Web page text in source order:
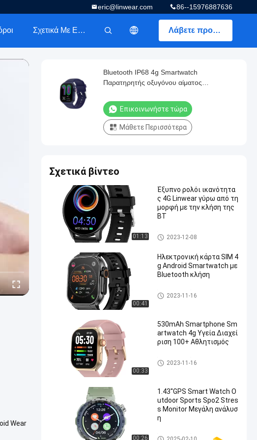
86--15976887636
eric@linwear.com
Λάβετε προσφορά
Σχετικά Με Εμάς
Wear
Bluetooth IP68 4g Smartwatch
Παρατηρητής οξυγόνου αίματος
Επικοινωνήστε τώρα
Μάθετε Περισσότερα
Σχετικά βίντεο
01:13
Έξυπνο ρολόι ικανότητα
ς 4G Linwear γύρω από τη
μορφή με την κλήση της
BT
Έξυπνο ρολόι 4G
2023-12-08
00:41
Ηλεκτρονική κάρτα SIM 4
g Android Smartwatch με
Bluetooth κλήση
Έξυπνο ρολόι 4G
2023-11-16
00:33
530mAh Smartphone Sm
artwatch 4g Υγεία Διαχεί
ριση 100+ Αθλητισμός
Έξυπνο ρολόι 4G
2023-11-16
00:26
1.43''GPS Smart Watch O
utdoor Sports Spo2 Stres
s Monitor Μεγάλη ανάλυσ
η
Έξυπνο ρολόι GPS